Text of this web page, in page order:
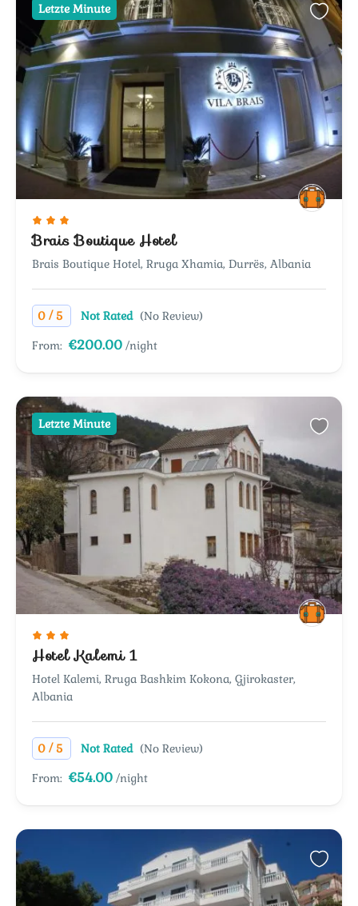
Letzte Minute
Brais Boutique Hotel
Brais Boutique Hotel, Rruga Xhamia, Durrës, Albania
0 /5 Not Rated (No Review)
From: €200.00 /night
Letzte Minute
Hotel Kalemi 1
Hotel Kalemi, Rruga Bashkim Kokona, Gjirokaster,
Albania
0 /5 Not Rated (No Review)
From: €54.00 /night